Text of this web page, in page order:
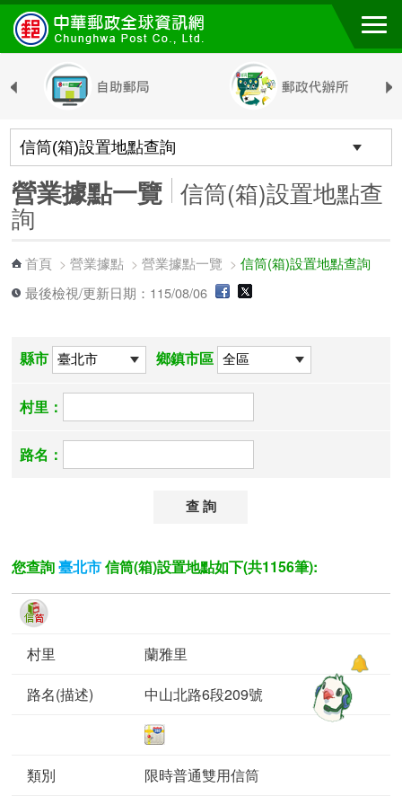
跳到主要內容區塊
營業據點一覽 信筒(箱)設置地點查
詢
首頁 >營業據點 >營業據點一覽 >信筒(箱)設置地點查詢
最後檢視/更新日期：115/08/06
縣市 鄉鎮市區
村里：
路名：
您查詢臺北市 信筒(箱)設置地點如下(共1156筆):
蘭雅里
中山北路6段209號
限時普通雙用信筒